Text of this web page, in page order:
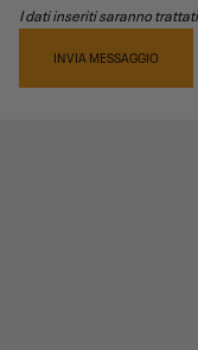
I dati inseriti saranno
INVIA MESSAGGIO